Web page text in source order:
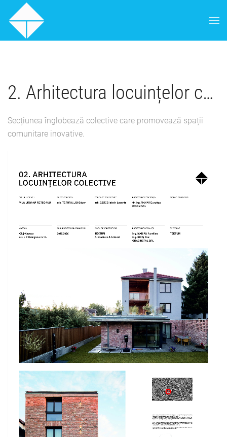
Skip to main content
2. Arhitectura locuințelor colective
Secțiunea înglobează colective care promovează spații
comunitare inovative.